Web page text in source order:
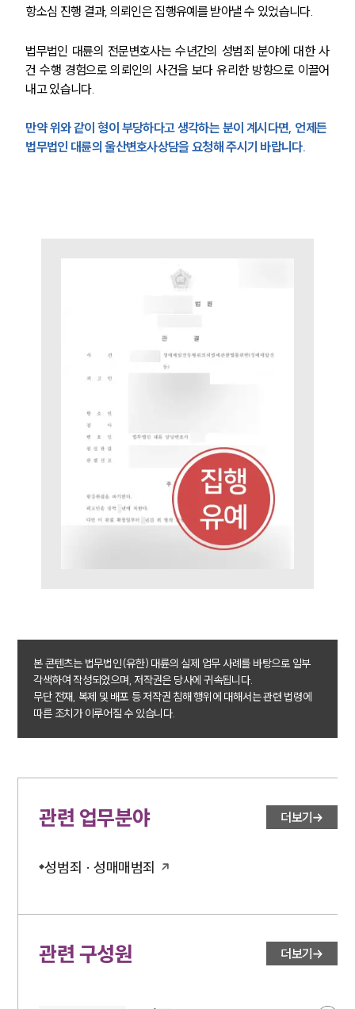
공지사항
법률 블로그
법률서식
대륜법률상담예약
항소심 진행 결과, 의뢰인은 집행유예를 받아낼 수 있었습니다.
법무법인 대륜의 전문변호사는 수년간의 성범죄 분야에 대한 사
건 수행 경험으로 의뢰인의 사건을 보다 유리한 방향으로 이끌어
내고 있습니다.
만약 위와 같이 형이 부당하다고 생각하는 분이 계시다면, 언제든
법무법인 대륜의 울산변호사상담을 요청해 주시기 바랍니다.
본 콘텐츠는 법무법인(유한) 대륜의 실제 업무 사례를 바탕으로 일부
각색하여 작성되었으며, 저작권은 당사에 귀속됩니다.
무단 전재, 복제 및 배포 등 저작권 침해 행위에 대해서는 관련 법령에
따른 조치가 이루어질 수 있습니다.
관련 업무분야 더보기
성범죄 · 성매매범죄
관련 구성원 더보기